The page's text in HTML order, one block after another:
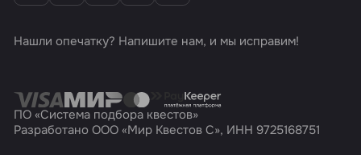
Нашли опечатку? Напишите нам, и мы исправим!
ПО «Система подбора квестов»
Разработано ООО «Мир Квестов С», ИНН 9725168751